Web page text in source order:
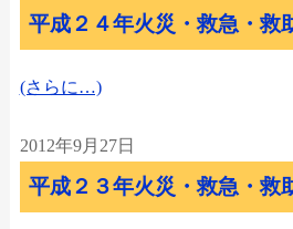
平成２４年火災・救急・救
(さらに…)
2012年9月27日
平成２３年火災・救急・救